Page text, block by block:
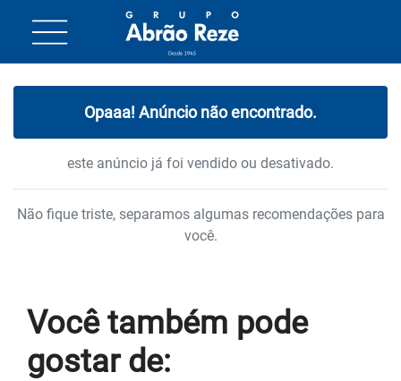
Opaaa! Anúncio não encontrado.
este anúncio já foi vendido ou desativado.
Não fique triste, separamos algumas recomendações para
você.
Você também pode
gostarde: